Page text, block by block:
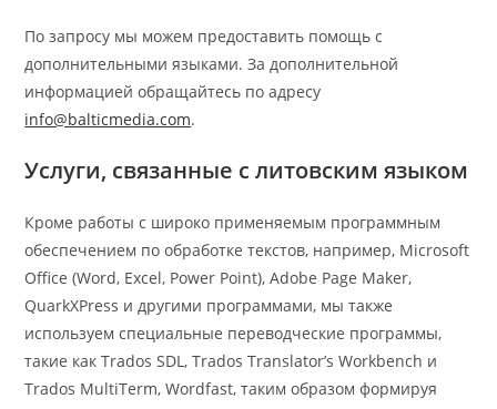
По запросу мы можем предоставить помощь с
дополнительными языками. За дополнительной
информацией обращайтесь по адресу
info@balticmedia.com.
Услуги, связанные с литовским языком
Кроме работы с широко применяемым программным
обеспечением по обработке текстов, например, Microsoft
Office (Word, Excel, Power Point), Adobe Page Maker,
QuarkXPress и другими программами, мы также
используем специальные переводческие программы,
такие как Trados SDL, Trados Translator’s Workbench и
Trados MultiTerm, Wordfast, таким образом формируя